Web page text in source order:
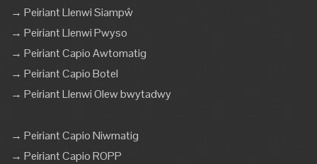
→ Peiriant Llenwi Siampŵ
→ Peiriant Llenwi Pwyso
→ Peiriant Capio Awtomatig
→ Peiriant Capio Botel
→ Peiriant Llenwi Olew bwytadwy
→ Peiriant Capio Niwmatig
→ Peiriant Capio ROPP